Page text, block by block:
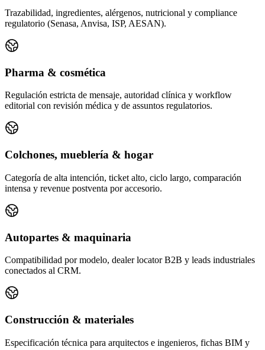
Trazabilidad, ingredientes, alérgenos, nutricional y compliance
regulatorio (Senasa, Anvisa, ISP, AESAN).
Pharma & cosmética
Regulación estricta de mensaje, autoridad clínica y workflow
editorial con revisión médica y de assuntos regulatorios.
Colchones, mueblería & hogar
Categoría de alta intención, ticket alto, ciclo largo, comparación
intensa y revenue postventa por accesorio.
Autopartes & maquinaria
Compatibilidad por modelo, dealer locator B2B y leads industriales
conectados al CRM.
Construcción & materiales
Especificación técnica para arquitectos e ingenieros, fichas BIM y